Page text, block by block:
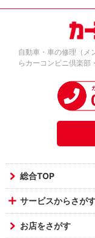
自動車・車の修理（メ
らカーコンビニ倶楽部
総合TOP
サービスからさが
お店をさがす